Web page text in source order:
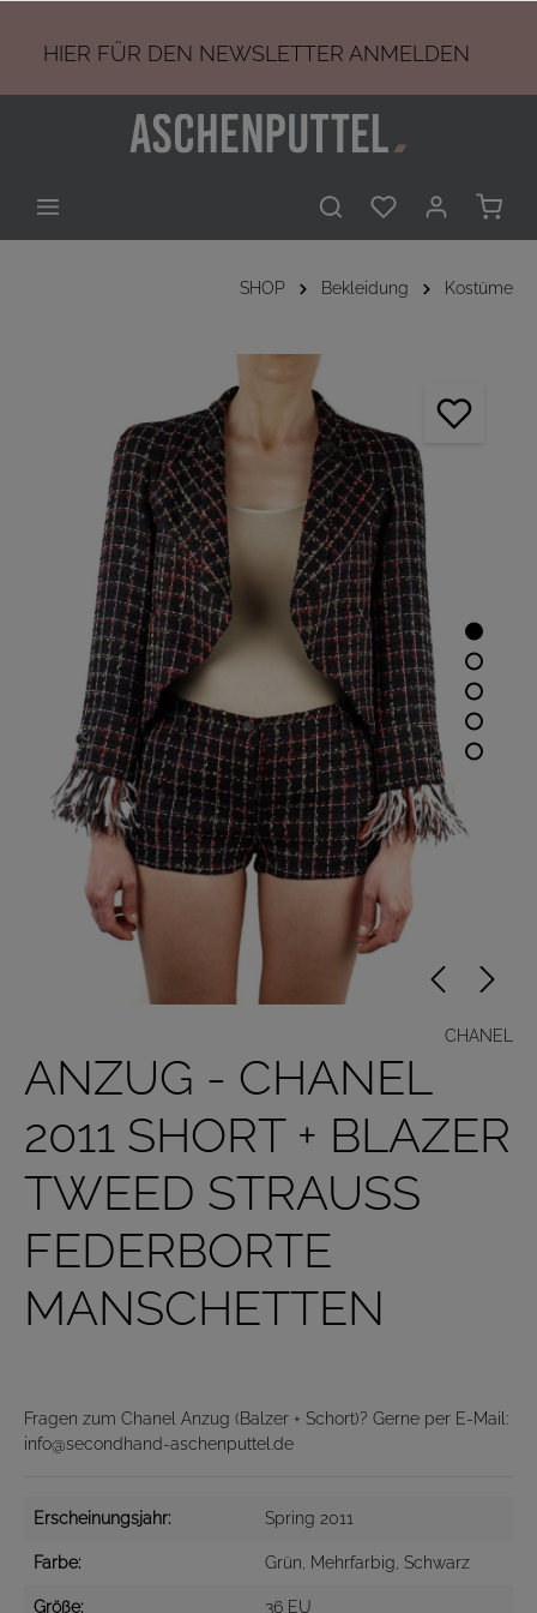
HIER FÜR DEN NEWSLETTER ANMELDEN
SHOP Bekleidung Kostüme
CHANEL
ANZUG - CHANEL
2011 SHORT + BLAZER
TWEED STRAUSS
FEDERBORTE
MANSCHETTEN
Fragen zum Chanel Anzug (Balzer + Schort)? Gerne per E-Mail:
info@secondhand-aschenputtel.de
Erscheinungsjahr: Spring 2011
Farbe: Grün , Mehrfarbig , Schwarz
Größe: 36 EU